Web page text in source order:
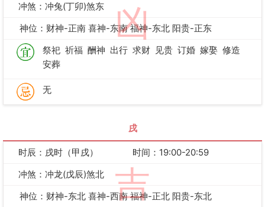
凶
冲煞：冲兔(丁卯)煞东
神位：财神-正南 喜神-东南 福神-东北 阳贵-正东
祭祀 祈福 酬神 出行 求财 见贵 订婚 嫁娶 修造
安葬
无
戌
吉
时辰：戌时（甲戌）
时间：19:00-20:59
冲煞：冲龙(戊辰)煞北
神位：财神-东北 喜神-西南 福神-正北 阳贵-东北